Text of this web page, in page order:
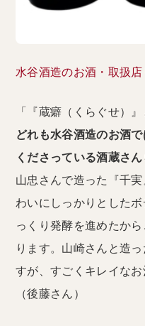
水谷酒造のお酒・取扱
「『蔵癖（くらぐせ）
どれも水谷酒造のお酒
くださっている酒蔵さ
山忠さんで造った『千
わいにしっかりとした
っくり発酵を進めたか
ります。山崎さんと造
すが、すごくキレイなお
（後藤さん）